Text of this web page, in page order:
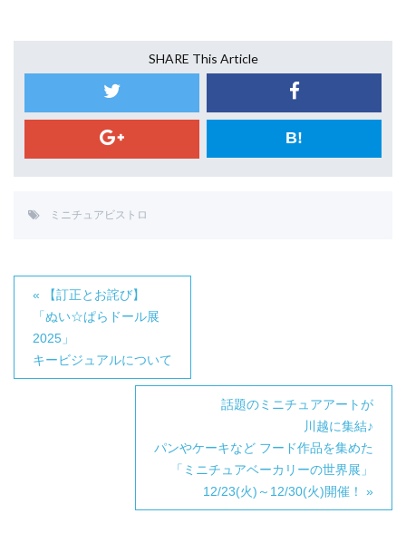
SHARE This Article
B!
ミニチュアビストロ
« 【訂正とお詫び】
「ぬい☆ぱらドール展
2025」
キービジュアルについて
話題のミニチュアアートが
川越に集結♪
パンやケーキなど フード作品を集めた
「ミニチュアベーカリーの世界展」
12/23(火)～12/30(火)開催！ »